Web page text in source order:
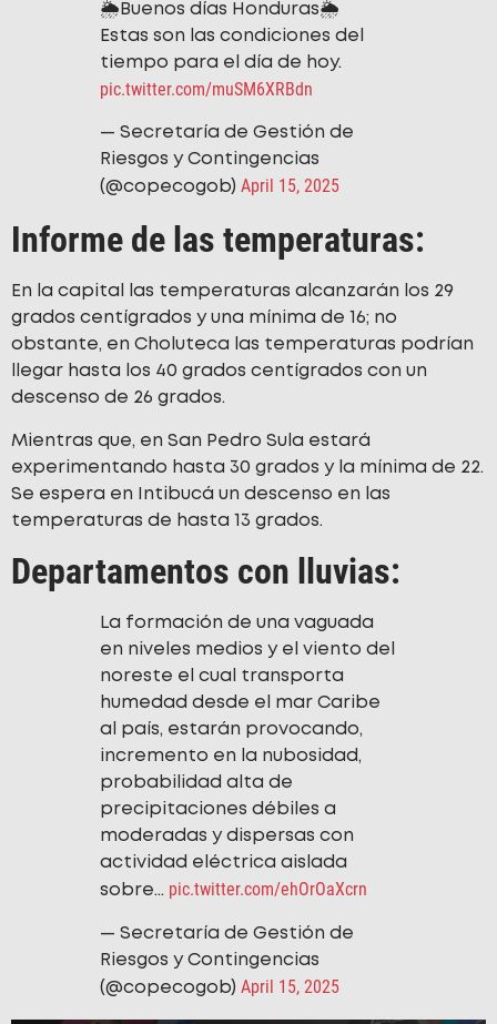
🌦️Buenos días Honduras🌦️
Estas son las condiciones del
tiempo para el día de hoy.
pic.twitter.com/muSM6XRBdn
— Secretaría de Gestión de
Riesgos y Contingencias
(@copecogob) April 15, 2025
Informe de las temperaturas:
En la capital las temperaturas alcanzarán los 29
grados centígrados y una mínima de 16; no
obstante, en Choluteca las temperaturas podrían
llegar hasta los 40 grados centígrados con un
descenso de 26 grados.
Mientras que, en San Pedro Sula estará
experimentando hasta 30 grados y la mínima de 22.
Se espera en Intibucá un descenso en las
temperaturas de hasta 13 grados.
Departamentos con lluvias:
La formación de una vaguada
en niveles medios y el viento del
noreste el cual transporta
humedad desde el mar Caribe
al país, estarán provocando,
incremento en la nubosidad,
probabilidad alta de
precipitaciones débiles a
moderadas y dispersas con
actividad eléctrica aislada
sobre… pic.twitter.com/ehOrOaXcrn
— Secretaría de Gestión de
Riesgos y Contingencias
(@copecogob) April 15, 2025